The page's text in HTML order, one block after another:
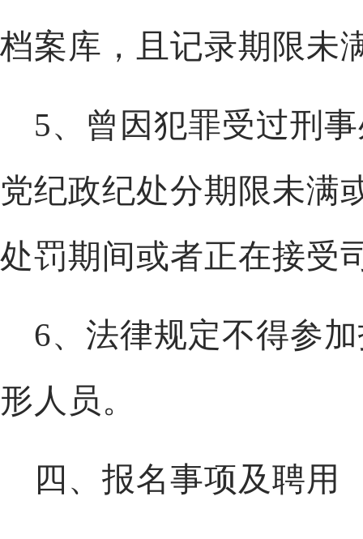
档案库，且记录期限未
5、曾因犯罪受过刑
党纪政纪处分期限未满
处罚期间或者正在接受
6、法律规定不得参
形人员。
四、报名事项及聘用